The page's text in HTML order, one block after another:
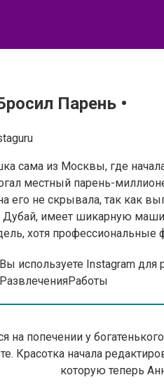
Парень •
сама из Москвы, где
местный парень-
его не скрывала, так как
имеет шикарную
хотя
Вы используете Instagram для
РазвлеченияРаботы
на попечении у
Красотка начала
которую теперь